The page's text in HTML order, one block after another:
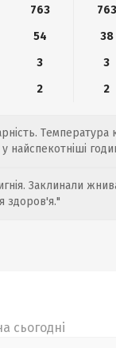
763 763
54 38
3 3
2 2
Температура
найспекотніші
Заклинали
здоров'я."
сьогодні